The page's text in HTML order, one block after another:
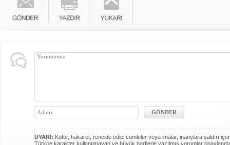
UYARI: Küfür, hakaret, rencide edici cümleler veya imalar, inançlara saldırı
Türkçe karakter kullanılmayan ve büyük harflerle yazılmış yorumlar